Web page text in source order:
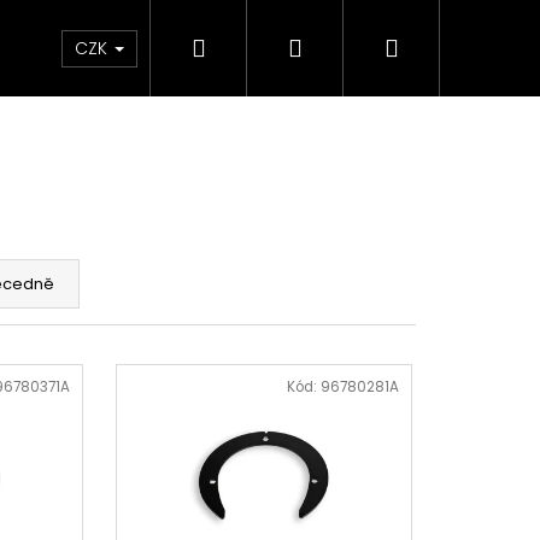
Chrániče Díly Doplňky a předměty
CZK Hledat PřihlášeníNákupní
Kód: 96780281A
ČERVENO-ČERNÉ